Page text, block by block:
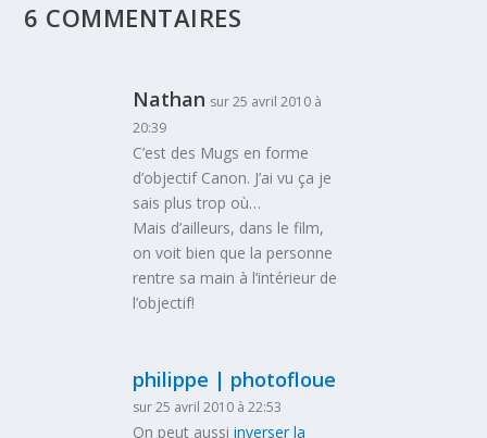
6 COMMENTAIRES
Nathan sur 25 avril 2010 à
20:39
C’est des Mugs en forme
d’objectif Canon. J’ai vu ça je
sais plus trop où…
Mais d’ailleurs, dans le film,
on voit bien que la personne
rentre sa main à l’intérieur de
l’objectif!
philippe | photofloue
sur 25 avril 2010 à 22:53
On peut aussiinverser la